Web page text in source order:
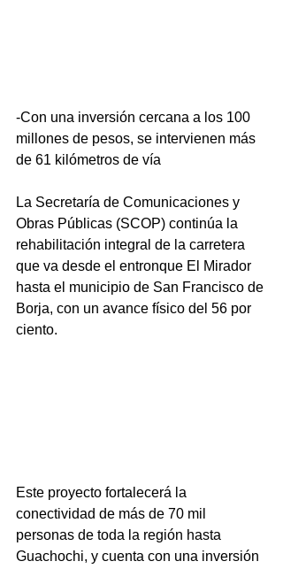
-Con una inversión cercana a los 100
millones de pesos, se intervienen más
de 61 kilómetros de vía
La Secretaría de Comunicaciones y
Obras Públicas (SCOP) continúa la
rehabilitación integral de la carretera
que va desde el entronque El Mirador
hasta el municipio de San Francisco de
Borja, con un avance físico del 56 por
ciento.
Este proyecto fortalecerá la
conectividad de más de 70 mil
personas de toda la región hasta
Guachochi, y cuenta con una inversión